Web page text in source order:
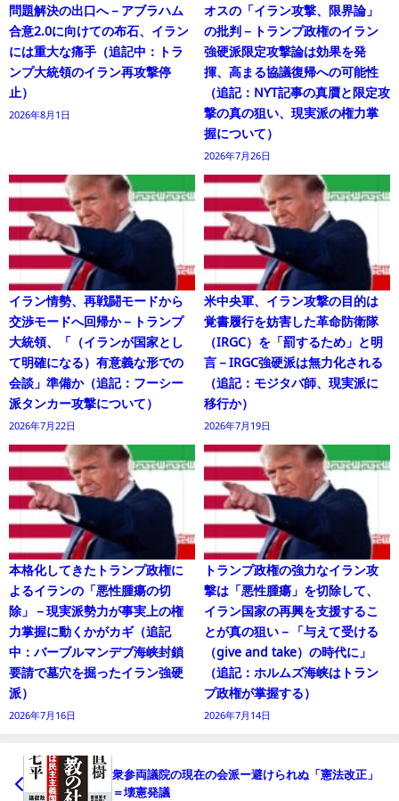
問題解決の出口へ－アブラハム
合意2.0に向けての布石、イラン
には重大な痛手（追記中：トラ
ンプ大統領のイラン再攻撃停
止）
2026年8月1日
オスの「イラン攻撃、限界論」
の批判－トランプ政権のイラン
強硬派限定攻撃論は効果を発
揮、高まる協議復帰への可能性
（追記：NYT記事の真贋と限定攻
撃の真の狙い、現実派の権力掌
握について）
2026年7月26日
イラン情勢、再戦闘モードから
交渉モードへ回帰か－トランプ
大統領、「（イランが国家とし
て明確になる）有意義な形での
会談」準備か（追記：フーシー
派タンカー攻撃について）
2026年7月22日
米中央軍、イラン攻撃の目的は
覚書履行を妨害した革命防衛隊
（IRGC）を「罰するため」と明
言－IRGC強硬派は無力化される
（追記：モジタバ師、現実派に
移行か）
2026年7月19日
本格化してきたトランプ政権に
よるイランの「悪性腫瘍の切
除」－現実派勢力が事実上の権
力掌握に動くかがカギ（追記
中：バーブルマンデブ海峡封鎖
要請で墓穴を掘ったイラン強硬
派）
2026年7月16日
トランプ政権の強力なイラン攻
撃は「悪性腫瘍」を切除して、
イラン国家の再興を支援するこ
とが真の狙い－「与えて受ける
（give and take）の時代に」
（追記：ホルムズ海峡はトラン
プ政権が掌握する）
2026年7月14日
衆参両議院の現在の会派ー避けられぬ「憲法改正」
＝壊憲発議